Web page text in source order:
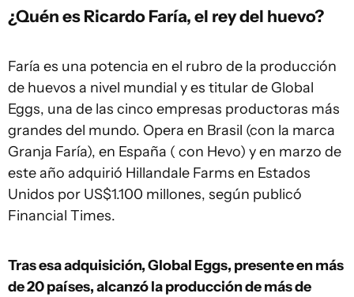
¿Quén es Ricardo Faría, el rey del huevo?
Faría es una potencia en el rubro de la producción
de huevos a nivel mundial y es titular de Global
Eggs, una de las cinco empresas productoras más
grandes del mundo. Opera en Brasil (con la marca
Granja Faría), en España ( con Hevo) y en marzo de
este año adquirió Hillandale Farms en Estados
Unidos por US$1.100 millones, según publicó
Financial Times.
Tras esa adquisición, Global Eggs, presente en más
de 20 países, alcanzó la producción de más de